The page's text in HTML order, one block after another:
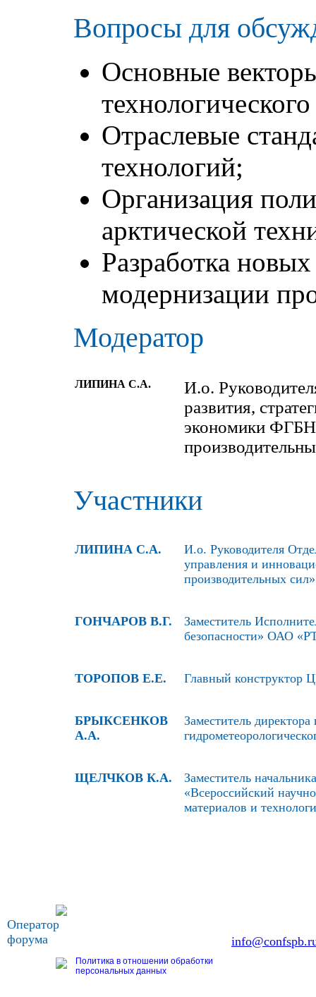
Вопросы для
Основные
Отраслевые
технологий;
Организация
арктической
Разработка
модернизации
Модератор
ЛИПИНА С.А.
И.о.
развития,
экономики
Участники
ЛИПИНА С.А.
И.о. Руководителя
управления и
производительных сил»
ГОНЧАРОВ В.Г.
Заместитель
безопасности» ОАО
ТОРОПОВ Е.Е. Главный конструктор
БРЫКСЕНКОВ
А.А.
Заместитель директора
ЩЕЛЧКОВ К.А.
Заместитель
«Всероссийский
материалов и
Оператор
форума
196191, г. Санкт-Петербург, Ленинский пр., д.
Политика в отношении обработки
персональных данных